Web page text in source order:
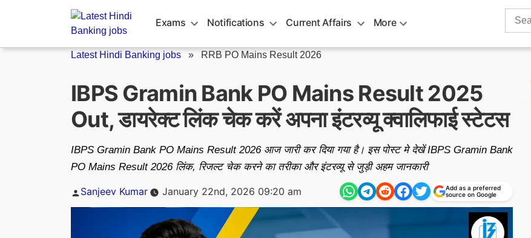
Exams Notifications Current Affairs More
Search
Latest Hindi Banking jobs » RRB PO Mains Result 2026
IBPS Gramin Bank PO Mains Result 2025
Out, डायरेक्ट लिंक चेक करें अपना इंटरव्यू क्वालिफाई स्टेटस
IBPS Gramin Bank PO Mains Result 2026 आज जारी कर दिया गया है। इस पोस्ट मे देखें IBPS Gramin Bank
PO Mains Result 2026 लिंक, रिजल्ट चेक करने का तरीका और इंटरव्यू से जुड़ी अहम जानकारी
Posted
Sanjeev Kumar January 22nd, 2026 09:20 am
Add as a preferred
source on Google